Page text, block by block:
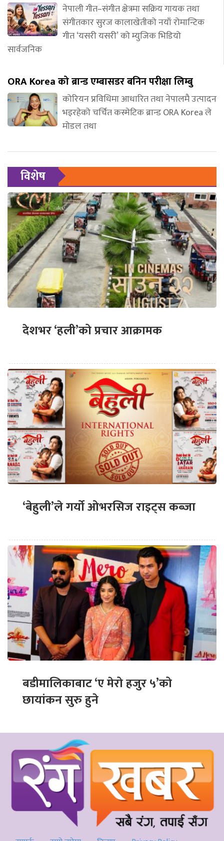
नेपाली गीत–संगीत क्षेत्रमा सक्रिय गायक तथा
संगीतकार सुरज कालाखेतीको नयाँ रोमान्टिक
गीत ‘यसरी यसरी’ को म्युजिक भिडियो
सार्वजनिक
ORA Korea को ब्रान्ड एम्बासडर बनिन परीक्षा लिम्बु
कोरियन प्रविधिमा आधारित तथा नेपालमै उत्पादन
भइरहेको चर्चित कस्मेटिक ब्रान्ड ORA Korea ले
मोडल तथा
विशेष
देशभर ‘हली’को प्रचार आक्रामक
‘बेहुली’ले गर्यो ओभरसिज राइट्स कब्जा
बडीमालिकाबाट ‘ए मेरो हजुर ५’को
छायांकन सुरु हुने